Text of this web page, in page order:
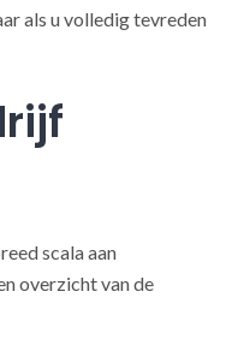
als u volledig tevreden
scala aan
overzicht van de